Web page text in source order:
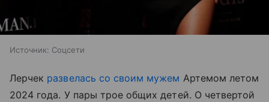
Источник: Соцсети
Лерчек развелась со своим мужем Артемом летом
2024 года. У пары трое общих детей. О четвертой